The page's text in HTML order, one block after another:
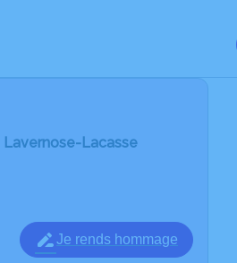
Lacasse
Je rends hommage